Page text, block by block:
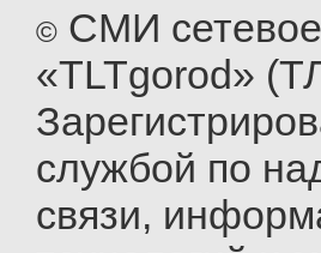
© СМИ
«TLTgorod»
службой по
связи,